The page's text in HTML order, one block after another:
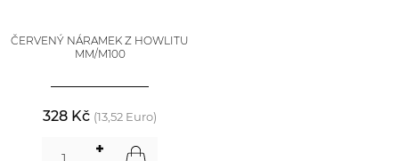
ČERVENÝ NÁRAMEK Z HOWLITU
MM/M100
328 Kč (13,52 Euro)